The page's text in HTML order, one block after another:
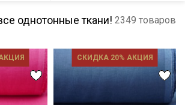
однотонные ткани! 2349 товаров
СКИДКА 20% АКЦИЯ